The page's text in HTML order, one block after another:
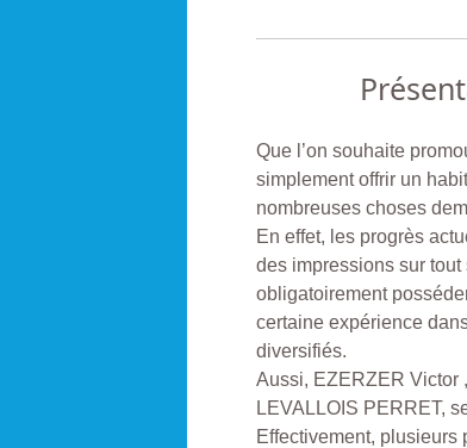
Que l’on souhaite
simplement offrir un
nombreuses choses
En effet, les progrès
des impressions sur
obligatoirement
certaine expérience
diversifiés.
Aussi, EZERZER Victor
LEVALLOIS PERRET,
Effectivement, plusieurs